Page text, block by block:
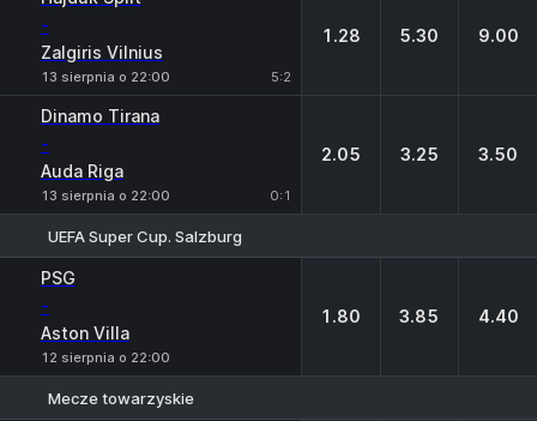
-
Zalgiris Vilnius
13 sierpnia o 22:00 5:2
1.28 5.30 9.00
Dinamo Tirana
-
Auda Riga
13 sierpnia o 22:00 0:1
2.05 3.25 3.50
UEFA Super Cup. Salzburg
PSG
-
Aston Villa
12 sierpnia o 22:00
1.80 3.85 4.40
Mecze towarzyskie